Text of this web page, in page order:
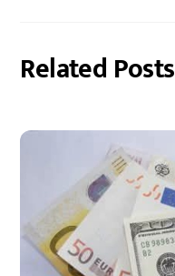
Related Posts